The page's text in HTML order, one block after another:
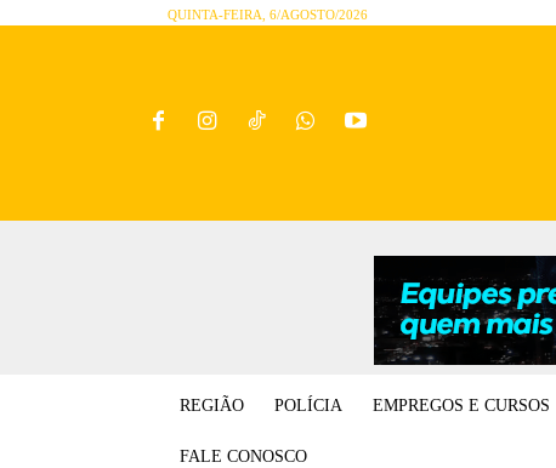
QUINTA-FEIRA, 6/AGOSTO/2026
REGIÃO POLÍCIA EMPREGOS E CURSOS
FALE CONOSCO